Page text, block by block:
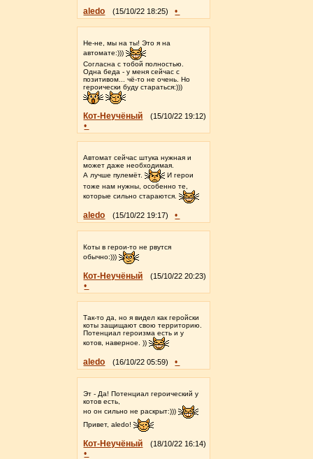
aledo (15/10/22 18:25) •
Не-не, мы на ты! Это я на
автомате:)))
Согласна с тобой полностью.
Одна беда - у меня сейчас с
позитивом... чё-то не очень. Но
героически буду стараться:)))
Кот-Неучёный (15/10/22 19:12)
•
Автомат сейчас штука нужная и
может даже необходимая.
А лучше пулемёт.
И герои
тоже нам нужны, особенно те,
которые сильно стараются.
aledo (15/10/22 19:17) •
Коты в герои-то не рвутся
обычно:)))
Кот-Неучёный (15/10/22 20:23)
•
Так-то да, но я видел как геройски
коты защищают свою территорию.
Потенциал героизма есть и у
котов, наверное. ))
aledo (16/10/22 05:59) •
Эт - Да! Потенциал героический у
котов есть,
но он сильно не раскрыт:)))
Привет, aledo!
Кот-Неучёный (18/10/22 16:14)
•